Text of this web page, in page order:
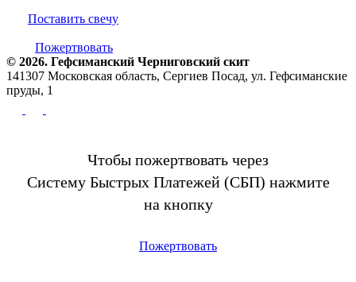
Поставить свечу
Пожертвовать
© 2026. Гефсиманский Черниговский cкит
141307 Московская область, Сергиев Посад, ул. Гефсиманские
пруды, 1
Чтобы пожертвовать через
Систему Быстрых Платежей (СБП) нажмите
на кнопку
Пожертвовать